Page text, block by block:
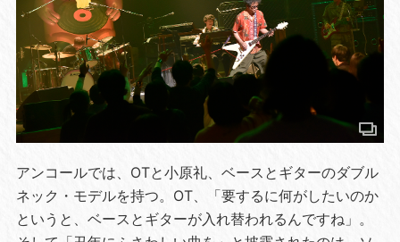
アンコールでは、OTと小原礼、ベースとギターのダブル
ネック・モデルを持つ。OT、「要するに何がしたいのか
というと、ベースとギターが入れ替われるんですね」。